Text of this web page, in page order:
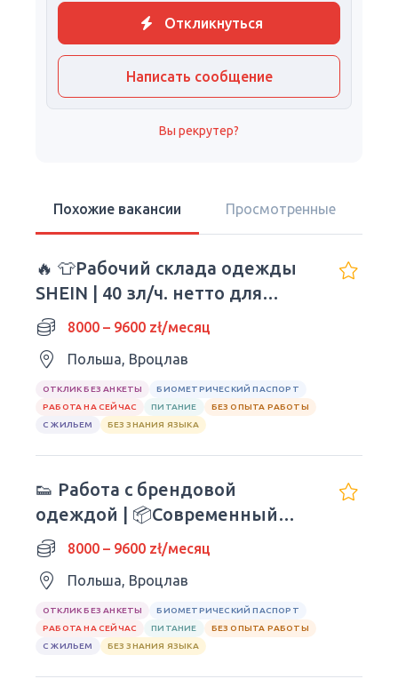
Откликнуться
Написать сообщение
Вы рекрутер?
Похожие вакансии Просмотренные
🔥 👕Рабочий склада одежды
SHEIN | 40 зл/ч. нетто для
молодежи!
8000 – 9600 zł/месяц
Польша, Вроцлав
ОТКЛИК БЕЗ АНКЕТЫ
БИОМЕТРИЧЕСКИЙ ПАСПОРТ
РАБОТА НА СЕЙЧАС
ПИТАНИЕ
БЕЗ ОПЫТА РАБОТЫ
С ЖИЛЬЕМ
БЕЗ ЗНАНИЯ ЯЗЫКА
👟 Работа с брендовой
одеждой | 📦Современный
состав SHEIN
8000 – 9600 zł/месяц
Польша, Вроцлав
ОТКЛИК БЕЗ АНКЕТЫ
БИОМЕТРИЧЕСКИЙ ПАСПОРТ
РАБОТА НА СЕЙЧАС
ПИТАНИЕ
БЕЗ ОПЫТА РАБОТЫ
С ЖИЛЬЕМ
БЕЗ ЗНАНИЯ ЯЗЫКА